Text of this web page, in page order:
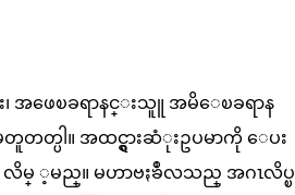
၊ အဖေၿခရာနင္းသူူ အမိေၿခရာန
ပါ။ အထင္ရွားဆံုးဥပမာကို ေပး
လိမ္ ့မည္။ မဟာဗႏၶဳလသည္ အဂၤလိပ္ၿ